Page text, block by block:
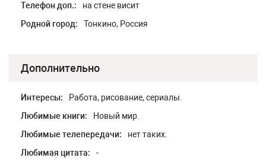
Телефон доп.:
на стене висит
Родной город:
Тонкино, Россия
Дополнительно
Интересы:
Работа, рисование, сериалы.
Любимые книги:
Новый мир.
Любимые телепередачи:
нет таких.
Любимая цитата:
-